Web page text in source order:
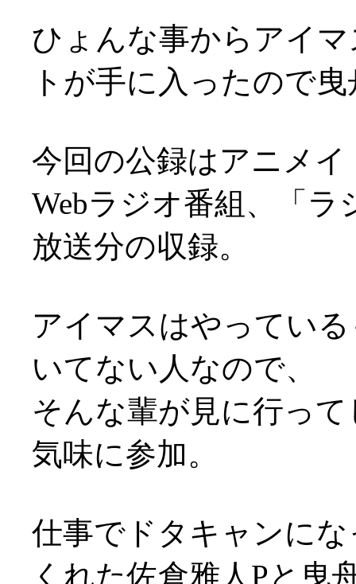
ひょんな事からアイ
トが手に入ったので
今回の公録はアニメ
Webラジオ番組、「ラ
放送分の収録。
アイマスはやってい
いてない人なので、
そんな輩が見に行っ
気味に参加。
仕事でドタキャンに
くれた佐倉雅人Pと曳